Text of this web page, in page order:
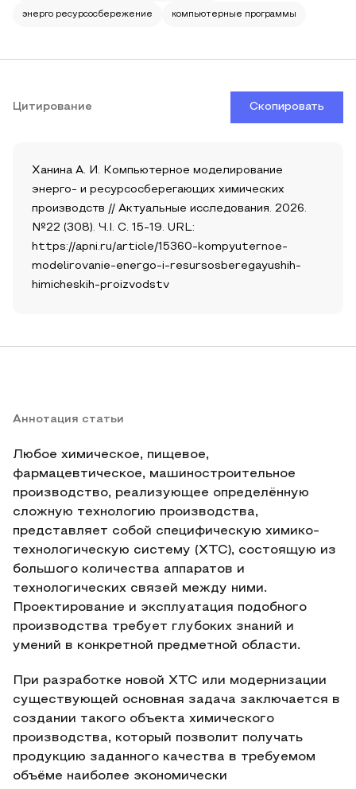
энерго ресурсосбережение компьютерные программы
Цитирование Скопировать
Ханина А. И. Компьютерное моделирование
энерго- и ресурсосберегающих химических
производств // Актуальные исследования. 2026.
№22 (308). Ч.I. С. 15-19. URL:
https://apni.ru/article/15360-kompyuternoe-
modelirovanie-energo-i-resursosberegayushih-
himicheskih-proizvodstv
Аннотация статьи
Любое химическое, пищевое,
фармацевтическое, машиностроительное
производство, реализующее определённую
сложную технологию производства,
представляет собой специфическую химико-
технологическую систему (ХТС), состоящую из
большого количества аппаратов и
технологических связей между ними.
Проектирование и эксплуатация подобного
производства требует глубоких знаний и
умений в конкретной предметной области.
При разработке новой ХТС или модернизации
существующей основная задача заключается в
создании такого объекта химического
производства, который позволит получать
продукцию заданного качества в требуемом
объёме наиболее экономически